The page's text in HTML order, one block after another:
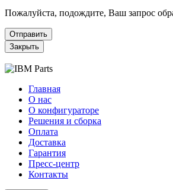
Пожалуйста, подождите, Ваш запрос
Отправить
Закрыть
Главная
О нас
О конфигураторе
Решения и сборка
Оплата
Доставка
Гарантия
Пресс-центр
Контакты